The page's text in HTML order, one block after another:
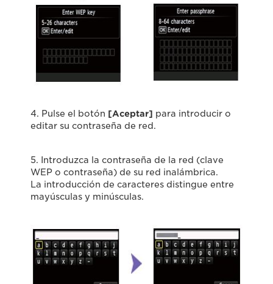
4. Pulse el botón [Aceptar] para introducir o
editar su contraseña de red.
5. Introduzca la contraseña de la red (clave
WEP o contraseña) de su red inalámbrica.
La introducción de caracteres distingue entre
mayúsculas y minúsculas.